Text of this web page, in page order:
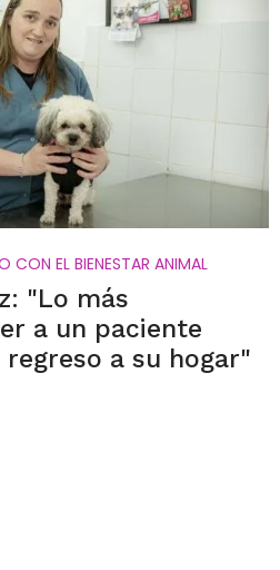
EL BIENESTAR ANIMAL
"Lo más
a un paciente
a su hogar"